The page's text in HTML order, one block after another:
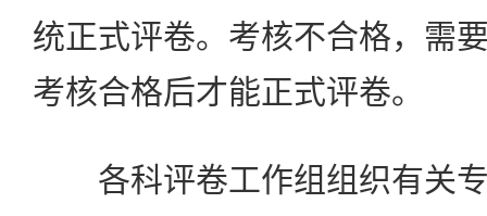
统正式评卷。考核不合格，需
考核合格后才能正式评卷。
各科评卷工作组组织有关专